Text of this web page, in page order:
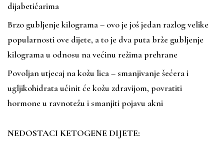
dijabetičarima
Brzo gubljenje kilograma – ovo je još jedan razlog velike
popularnosti ove dijete, a to je dva puta brže gubljenje
kilograma u odnosu na većinu režima prehrane
Povoljan utjecaj na kožu lica – smanjivanje šećera i
ugljikohidrata učinit će kožu zdravijom, povratiti
hormone u ravnotežu i smanjiti pojavu akni
NEDOSTACI KETOGENE DIJETE: